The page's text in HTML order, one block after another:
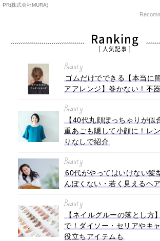
PR(株式会社MURA)
Ranking
[ 人気記事 ]
Beauty
ゴムだけでできる【本当に
アアレンジ】巻かない！不
Beauty
【40代丸顔ぽっちゃりが似
重あごも隠して小顔に！レ
りなしで紹介
Beauty
60代がやってはいけない髪
んぽくない・若く見えるヘ
Beauty
【ネイルグルーの落とし方
で！ダイソー・セリアやキ
役立ちアイテムも